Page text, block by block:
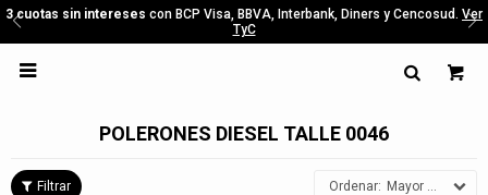
3 cuotas sin intereses con BCP Visa, BBVA, Interbank, Diners y Cencosud. Ver
TyC

POLERONES DIESEL TALLE 0046
Mayor precio